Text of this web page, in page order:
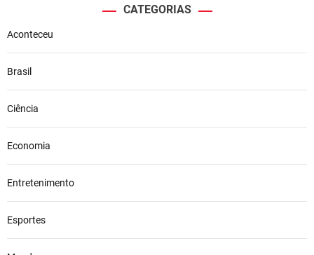
CATEGORIAS
Aconteceu
Brasil
Ciência
Economia
Entretenimento
Esportes